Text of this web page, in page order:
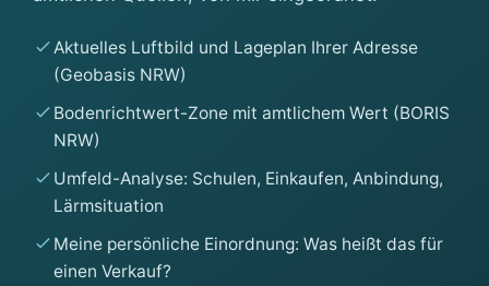
Aktuelles Luftbild und Lageplan Ihrer Adresse
(Geobasis NRW)
Bodenrichtwert-Zone mit amtlichem Wert (BORIS
NRW)
Umfeld-Analyse: Schulen, Einkaufen, Anbindung,
Lärmsituation
Meine persönliche Einordnung: Was heißt das für
einen Verkauf?